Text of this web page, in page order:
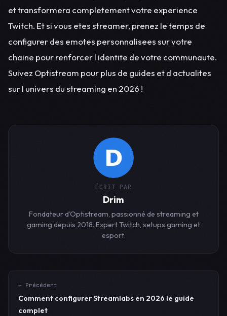
et transformera completement votre experience
Twitch. Et si vous etes streamer, prenez le temps de
configurer des emotes personnalisees sur votre
chaine pour renforcer l identite de votre communaute.
Suivez Optistream pour plus de guides et d actualites
sur l univers du streaming en 2026 !
ÉCRIT PAR
Drim
Fondateur d'Optistream, passionné de streaming et
gaming depuis 2018. Expert Twitch, setups gaming et
esport.
← Précédent
Comment configurer Streamlabs en 2026 le guide
complet